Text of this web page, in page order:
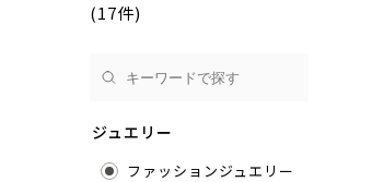
(17件)
ジュエリー
ファッションジュエリー